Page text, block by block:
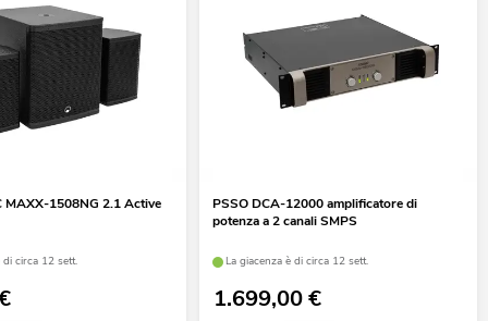
MAXX-1508NG 2.1 Active
di circa 12 sett.
PSSO DCA-12000 amplificatore di
potenza a 2 canali SMPS
La giacenza è di circa 12 sett.
1.699,00€